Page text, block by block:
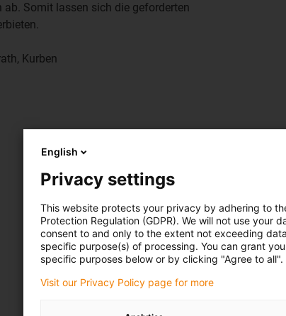
ab. Somit lassen sich die geforderten
Kurben
English
Privacy settings
This website protects your privacy by adhering to
Protection Regulation (GDPR). We will not use your
consent to and only to the extent not exceeding
specific purpose(s) of processing. You can grant
specific purposes below or by clicking "Agree to all".
Visit our Privacy Policy page for more